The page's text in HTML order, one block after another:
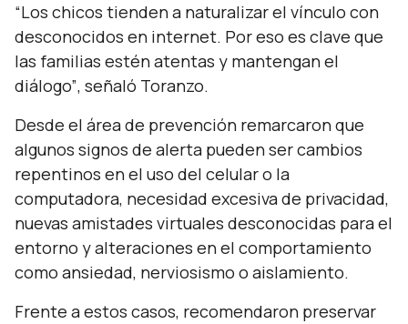
“Los chicos tienden a naturalizar el vínculo con
desconocidos en internet. Por eso es clave que
las familias estén atentas y mantengan el
diálogo”, señaló Toranzo.
Desde el área de prevención remarcaron que
algunos signos de alerta pueden ser cambios
repentinos en el uso del celular o la
computadora, necesidad excesiva de privacidad,
nuevas amistades virtuales desconocidas para el
entorno y alteraciones en el comportamiento
como ansiedad, nerviosismo o aislamiento.
Frente a estos casos, recomendaron preservar